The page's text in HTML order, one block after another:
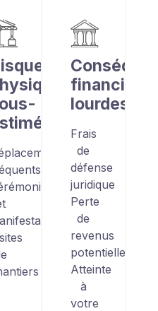
lourdes
Frais
de
défense
juridique
Perte
de
revenus
potentielle
Atteinte
à
votre